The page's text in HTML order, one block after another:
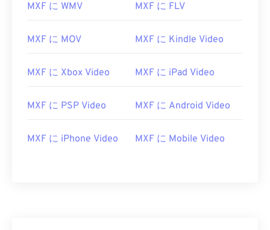
MXF に WMV MXF に FLV
MXF に MOV MXF に Kindle Video
MXF に Xbox Video MXF に iPad Video
MXF に PSP Video MXF に Android Video
MXF に iPhone Video MXF に Mobile Video